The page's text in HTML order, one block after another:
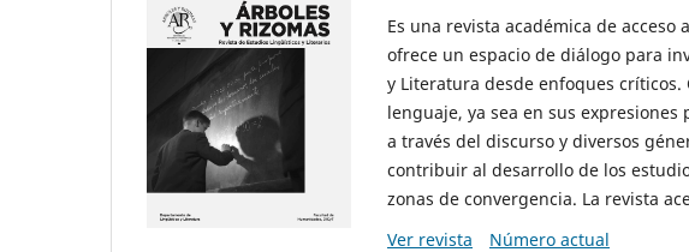
Es una revista académica de
ofrece un espacio de diálogo para
y Literatura desde enfoques
lenguaje, ya sea en sus
a través del discurso y diversos
contribuir al desarrollo de los
zonas de convergencia. La revista
Ver revista
Número actual